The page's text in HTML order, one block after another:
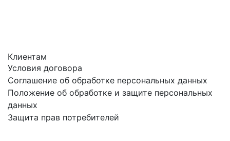
Клиентам
Условия договора
Соглашение об обработке персональных данных
Положение об обработке и защите персональных
данных
Защита прав потребителей